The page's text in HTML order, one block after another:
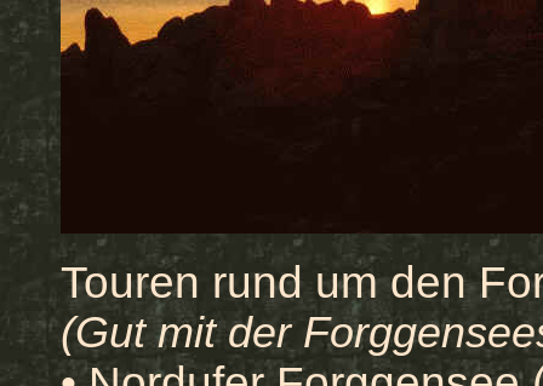
Touren rund um den
(Gut mit der